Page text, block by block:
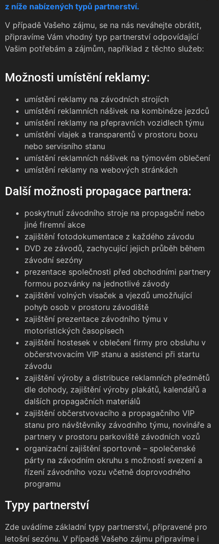
z níže nabízených typů partnerství.
V případě Vašeho zájmu, se na nás neváhejte obrátit,
připravíme Vám vhodný typ partnerství odpovídající
Vašim potřebám a zájmům, například z těchto služeb:
Možnosti umístění reklamy:
umístění reklamy na závodních strojích
umístění reklamních nášivek na kombinéze jezdců
umístění reklamy na přepravních vozidlech týmu
umístění vlajek a transparentů v prostoru boxu
nebo servisního stanu
umístění reklamních nášivek na týmovém oblečení
umístění reklamy na webových stránkách
Další možnosti propagace partnera:
poskytnutí závodního stroje na propagační nebo
jiné firemní akce
zajištění fotodokumentace z každého závodu
DVD ze závodů, zachycující jejich průběh během
závodní sezóny
prezentace společnosti před obchodními partnery
formou pozvánky na jednotlivé závody
zajištění volných visaček a vjezdů umožňující
pohyb osob v prostoru závodiště
zajištění prezentace závodního týmu v
motoristických časopisech
zajištění hostesek v oblečení firmy pro obsluhu v
občerstvovacím VIP stanu a asistenci při startu
závodu
zajištění výroby a distribuce reklamních předmětů
dle dohody, zajištění výroby plakátů, kalendářů a
dalších propagačních materiálů
zajištění občerstvovacího a propagačního VIP
stanu pro návštěvníky závodního týmu, novináře a
partnery v prostoru parkoviště závodních vozů
organizační zajištění sportovně – společenské
párty na závodním okruhu s možností svezení a
řízení závodního vozu včetně doprovodného
programu
Typy partnerství
Zde uvádíme základní typy partnerství, připravené pro
letošní sezónu. V případě Vašeho zájmu připravíme i